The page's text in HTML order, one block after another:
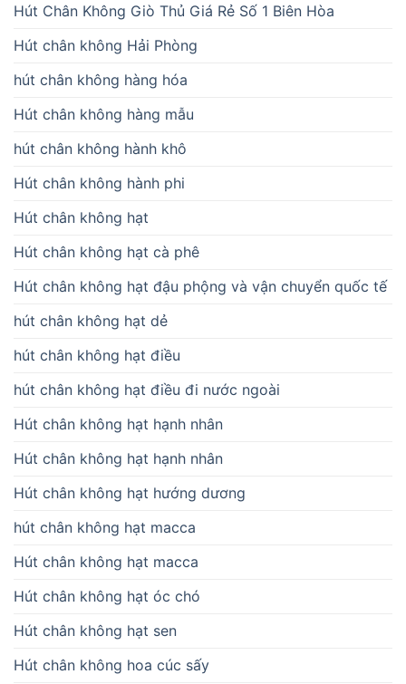
Hút Chân Không Giò Thủ Giá Rẻ Số 1 Biên Hòa
Hút chân không Hải Phòng
hút chân không hàng hóa
Hút chân không hàng mẫu
hút chân không hành khô
Hút chân không hành phi
Hút chân không hạt
Hút chân không hạt cà phê
Hút chân không hạt đậu phộng và vận chuyển quốc tế
hút chân không hạt dẻ
hút chân không hạt điều
hút chân không hạt điều đi nước ngoài
Hút chân không hạt hạnh nhân
Hút chân không hạt hạnh nhân
Hút chân không hạt hướng dương
hút chân không hạt macca
Hút chân không hạt macca
Hút chân không hạt óc chó
Hút chân không hạt sen
Hút chân không hoa cúc sấy